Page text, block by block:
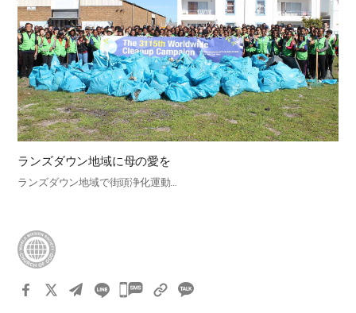
ランズダウン地域に母の愛を
ランズダウン地域で街頭浄化運動…
카